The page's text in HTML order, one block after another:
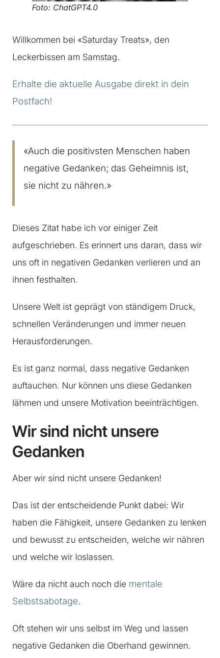
Foto: ChatGPT4.0
Willkommen bei «Saturday Treats», den
Leckerbissen am Samstag.
Erhalte die aktuelle Ausgabe direkt in dein
Postfach!
«Auch die positivsten Menschen haben
negative Gedanken; das Geheimnis ist,
sie nicht zu nähren.»
Dieses Zitat habe ich vor einiger Zeit
aufgeschrieben. Es erinnert uns daran, dass wir
uns oft in negativen Gedanken verlieren und an
ihnen festhalten.
Unsere Welt ist geprägt von ständigem Druck,
schnellen Veränderungen und immer neuen
Herausforderungen.
Es ist ganz normal, dass negative Gedanken
auftauchen. Nur können uns diese Gedanken
lähmen und unsere Motivation beeinträchtigen.
Wir sind nicht unsere
Gedanken
Aber wir sind nicht unsere Gedanken!
Das ist der entscheidende Punkt dabei: Wir
haben die Fähigkeit, unsere Gedanken zu lenken
und bewusst zu entscheiden, welche wir nähren
und welche wir loslassen.
Wäre da nicht auch noch die mentale
Selbstsabotage.
Oft stehen wir uns selbst im Weg und lassen
negative Gedanken die Oberhand gewinnen.